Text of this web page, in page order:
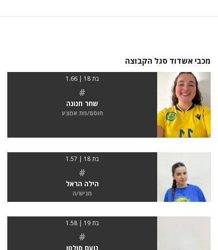
מכבי אשדוד סגל הקבוצה
בת 18 | 1.66
#
שחר חנונה
חוסם/מת אמצע
בת 18 | 1.57
#
הילה הראל
מגיש/ה
בת 19 | 1.58
#
נועם סולטן